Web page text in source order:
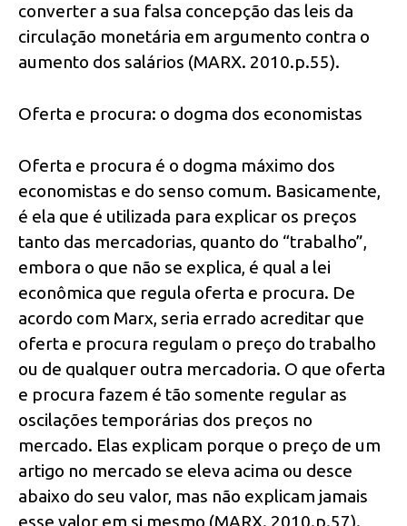
converter a sua falsa concepção das leis da
circulação monetária em argumento contra o
aumento dos salários (MARX. 2010.p.55).
Oferta e procura: o dogma dos economistas
Oferta e procura é o dogma máximo dos
economistas e do senso comum. Basicamente,
é ela que é utilizada para explicar os preços
tanto das mercadorias, quanto do “trabalho”,
embora o que não se explica, é qual a lei
econômica que regula oferta e procura. De
acordo com Marx, seria errado acreditar que
oferta e procura regulam o preço do trabalho
ou de qualquer outra mercadoria. O que oferta
e procura fazem é tão somente regular as
oscilações temporárias dos preços no
mercado. Elas explicam porque o preço de um
artigo no mercado se eleva acima ou desce
abaixo do seu valor, mas não explicam jamais
esse valor em si mesmo (MARX. 2010.p.57).